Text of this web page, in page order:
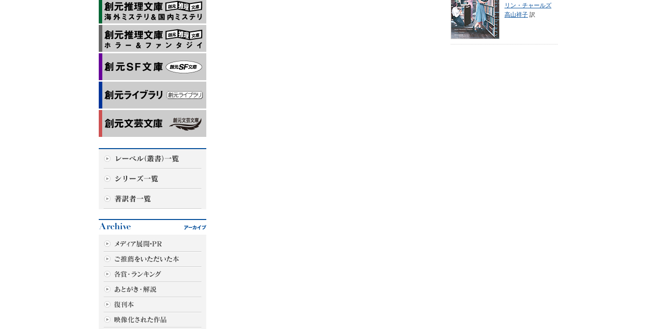
リン・チャールズ
高山祥子 訳